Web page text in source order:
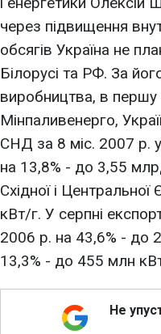
через підвищення
обсягів Україна не
Білорусі та РФ. За
виробництва, в першу
Мінпаливенерго,
СНД за 8 міс. 2007 р.
на 13,8% - до 3,55
Східної і
кВт/г. У серпні
2006 р. на 43,6% - до
13,3% - до 455 млн
Не